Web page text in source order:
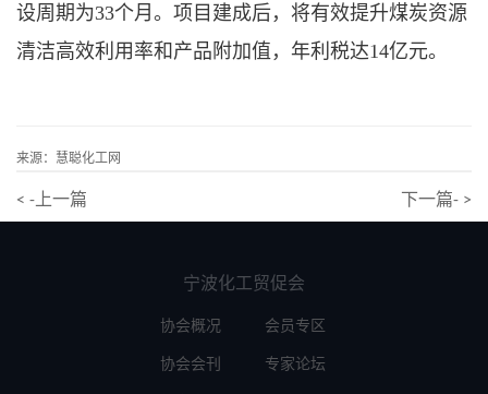
设周期为33个月。项目建成后，将有效提升煤炭资源
清洁高效利用率和产品附加值，年利税达14亿元。
来源：慧聪化工网
< -上一篇 下一篇- >
宁波化工贸促会
协会概况
协会会刊
会员专区
专家论坛